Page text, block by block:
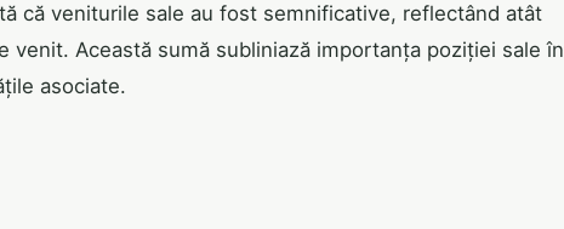
că veniturile sale au fost semnificative, reflectând atât
venit. Această sumă subliniază importanța poziției sale în
asociate.